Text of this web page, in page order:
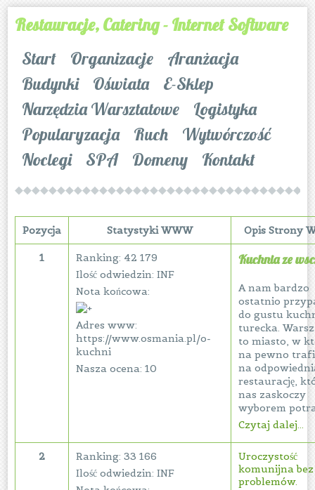
Restauracje, Catering - Internet Software
Start
Organizacje
Aranżacja
Budynki
Oświata
E-Sklep
Narzędzia Warsztatowe
Logistyka
Popularyzacja
Ruch
Wytwórczość
Noclegi
SPA Domeny Kontakt
Pozycja Statystyki WWW Opis Strony
1
Ranking: 42 179
Ilość odwiedzin: INF
Nota końcowa:
Adres www:
https://www.osmania.pl/o-
kuchni
Nasza ocena: 10
Kuchnia ze
A nam bardzo
ostatnio
do gustu
turecka.
to miasto, w
na pewno
na
restaurację,
nas zaskoczy
wyborem
Czytaj dalej...
2
Ranking: 33 166
Ilość odwiedzin: INF
Uroczystość
komunijna bez
problemów.